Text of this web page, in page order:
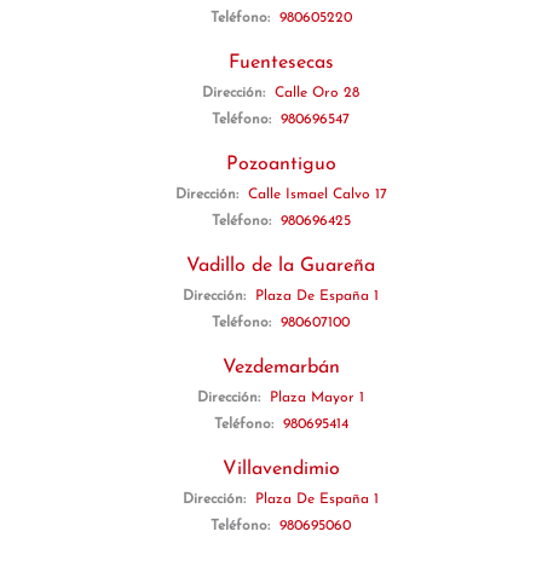
Teléfono:
980605220
Fuentesecas
Dirección:
Calle Oro 28
Teléfono:
980696547
Pozoantiguo
Dirección:
Calle Ismael Calvo 17
Teléfono:
980696425
Vadillo de la Guareña
Dirección:
Plaza De España 1
Teléfono:
980607100
Vezdemarbán
Dirección:
Plaza Mayor 1
Teléfono:
980695414
Villavendimio
Dirección:
Plaza De España 1
Teléfono:
980695060